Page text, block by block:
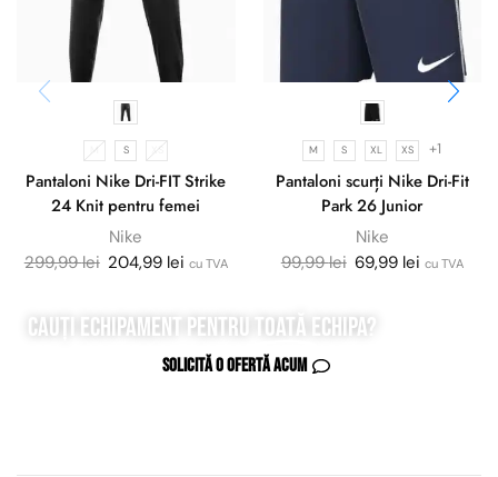
M S XS
Pantaloni Nike Dri-FIT Strike
24 Knit pentru femei
Nike
299,99lei 204,99 lei cu TVA
M S XL XS +1
Pantaloni scurți Nike Dri-Fit
Park 26 Junior
Nike
99,99lei 69,99 lei cu TVA
Cauți echipament pentru toată echipa?
Solicită o ofertă acum